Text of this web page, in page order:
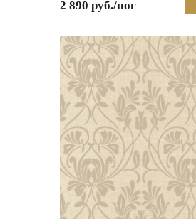
2 890 руб./пог